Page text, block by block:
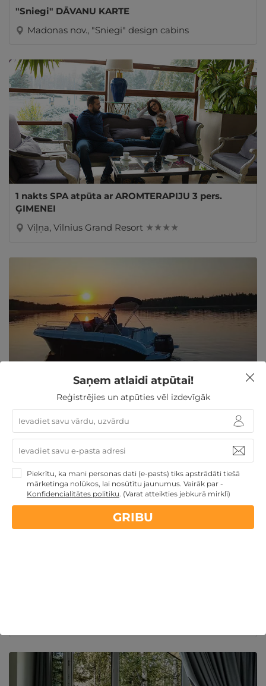
"Sniegi" DĀVANU KARTE
Madonas nov., "Sniegi" design cabins
1 nakts SPA atpūta ar AROMTERAPIJU 3 pers.
ĢIMENEI
Viļņa, Vilnius Grand Resort ★ ★ ★ ★
Ekskursija ar kuteri pa Ežezeru DIVIEM vai
KOMPĀNIJAI
Krāslavas nov., Atpūtas vieta Ežezers
Saņem atlaidi atpūtai!
Reģistrējies un atpūties vēl izdevīgāk
Piekrītu, ka mani personas dati (e-pasts) tiks apstrādāti tiešā
mārketinga nolūkos, lai nosūtītu jaunumus. Vairāk par -
Konfidencialitātes politiku. (Varat atteikties jebkurā mirklī)
GRIBU